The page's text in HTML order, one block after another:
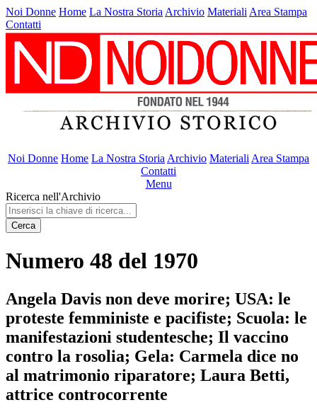
Noi Donne Home La Nostra Storia Archivio Materiali Area Stampa
Contatti
Noi Donne Home La Nostra Storia Archivio Materiali Area Stampa
Contatti
Menu
Ricerca nell'Archivio
Cerca
Numero 48 del 1970
Angela Davis non deve morire; USA: le
proteste femministe e pacifiste; Scuola: le
manifestazioni studentesche; Il vaccino
contro la rosolia; Gela: Carmela dice no
al matrimonio riparatore; Laura Betti,
attrice controcorrente